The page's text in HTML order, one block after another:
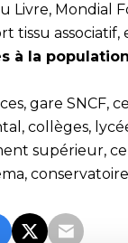
Livre, Mondial
tissu associatif,
à la
gare SNCF,
collèges,
supérieur,